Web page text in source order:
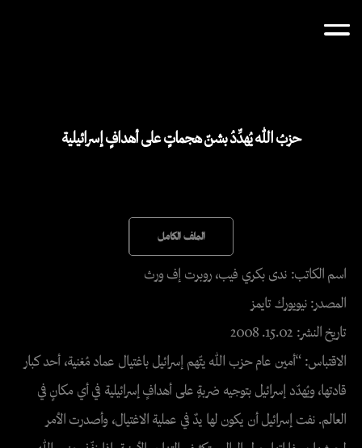
حزبُ الله يُهدِّدُ بشنّ هجماتٍ على أهدافٍ إسرائيلية
الملف الكامل
اسم الكاتب: ندى بكري فيب، روبرت إف ورث
المصدر: نيويورك تايمز
تاريخ النشر: 15.02. 2008
الاقتباس: “أمين عام حزب الله يتّهم إسرائيل باغتيال عماد مُغنية، أحد كبار
قادتها، ويُهدّد إسرائيل بتوجيه ضربةٍ على أهدافٍ إسرائيلية في أي مكانٍ في
العالم. نفت إسرائيل أن يكون لها يدٌ في عملية الاغتيال، وأصدرت الأمر